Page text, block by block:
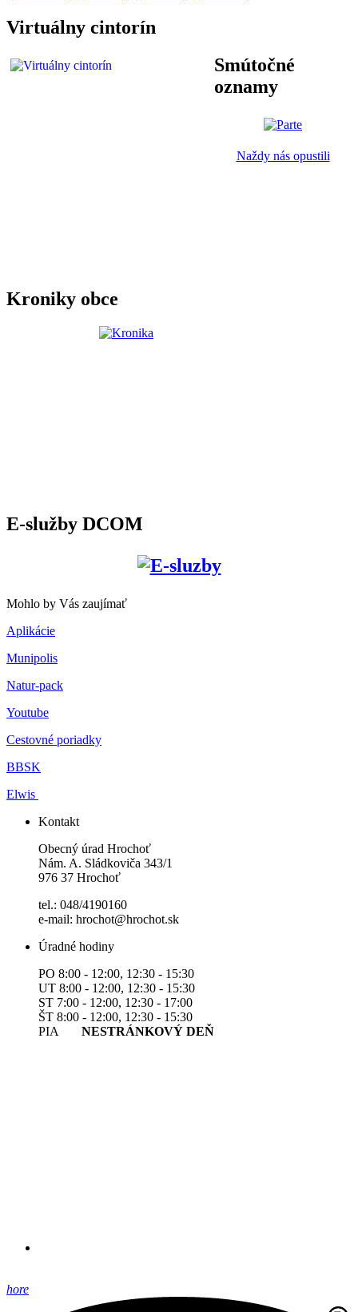
Virtuálny cintorín
Smútočné
oznamy
Naždy nás opustili
Kroniky obce
E-služby DCOM
Mohlo by Vás zaujímať
Aplikácie
Munipolis
Natur-pack
Youtube
Cestovné poriadky
BBSK
Elwis
Kontakt
Obecný úrad Hrochoť
Nám. A. Sládkoviča 343/1
976 37 Hrochoť
tel.: 048/4190160
e-mail: hrochot@hrochot.sk
Úradné hodiny
PO 8:00 - 12:00, 12:30 - 15:30
UT 8:00 - 12:00, 12:30 - 15:30
ST 7:00 - 12:00, 12:30 - 17:00
ŠT 8:00 - 12:00, 12:30 - 15:30
PIA NESTRÁNKOVÝ DEŇ
hore